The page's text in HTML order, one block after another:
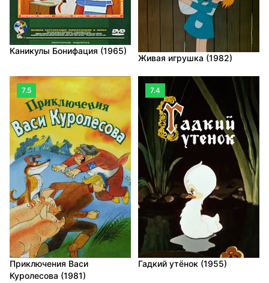
Каникулы Бонифация (1965)
Живая игрушка (1982)
7.5
Приключения Васи
Куролесова (1981)
7.4
Гадкий утёнок (1955)